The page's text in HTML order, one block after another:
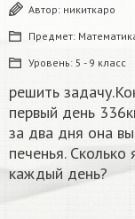
Автор: никиткаро
Предмет:
Уровень: 5 - 9 класс
решить
первый день
за два дня она
печенья.
каждый день?